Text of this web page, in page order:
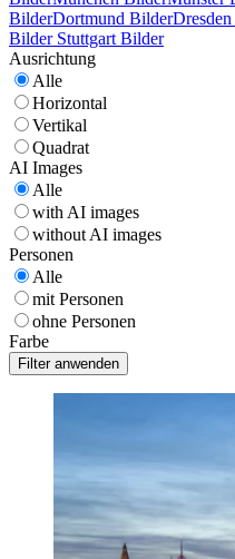
BilderDortmund Bilder
Bilder Stuttgart Bilder
Ausrichtung
Alle
Horizontal
Vertikal
Quadrat
AI Images
Alle
with AI images
without AI images
Personen
Alle
mit Personen
ohne Personen
Farbe